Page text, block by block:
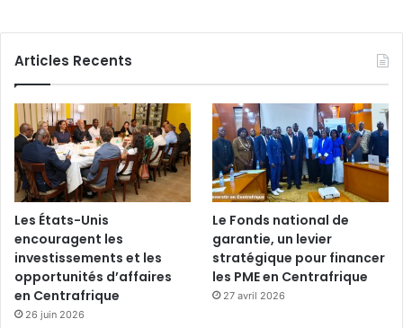
Articles Recents
Les États-Unis
encouragent les
investissements et les
opportunités d’affaires
en Centrafrique
26 juin 2026
Le Fonds national de
garantie, un levier
stratégique pour financer
les PME en Centrafrique
27 avril 2026